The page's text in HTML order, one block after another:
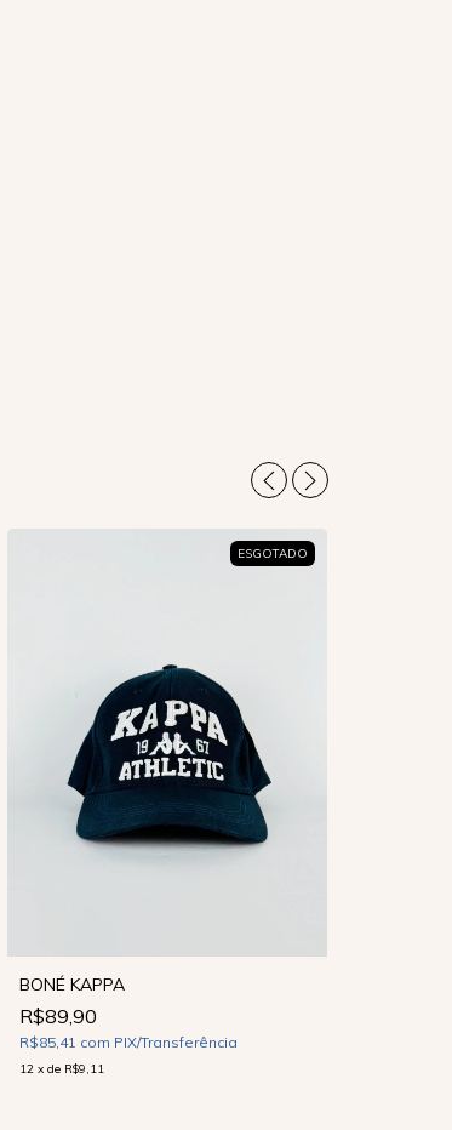
ESGOTADO
BONÉ KAPPA
R$89,90
R$85,41 com PIX/Transferência
12 x de R$9,11